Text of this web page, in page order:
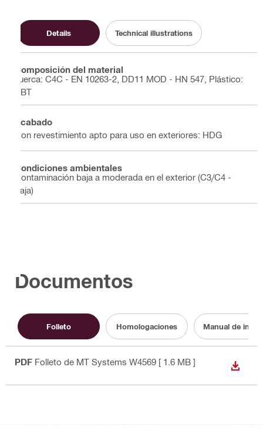
Details Technical illustrations
Composición del material
Tuerca: C4C - EN 10263-2, DD11 MOD - HN 547, Plástico:
PBT
Acabado
Con revestimiento apto para uso en exteriores: HDG
Condiciones ambientales
Contaminación baja a moderada en el exterior (C3/C4 -
baja)
Documentos
Folleto Homologaciones Manual de
PDF Folleto de MT Systems W4569 [ 1.6 MB ]